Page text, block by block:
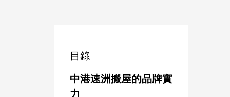
目錄
中港速洲搬屋的品牌實
力